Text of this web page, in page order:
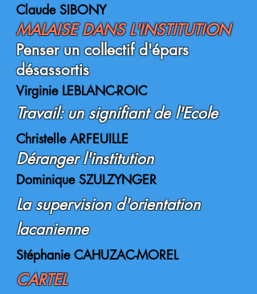
Claude SIBONY
MALAISE DANS L'INSTITUTION
Penser un collectif d'épars
désassortis
Virginie LEBLANC-ROIC
Travail: un signifiant de l'Ecole
Christelle ARFEUILLE
Déranger l'institution
Dominique SZULZYNGER
La supervision d'orientation
lacanienne
Stéphanie CAHUZAC-MOREL
CARTEL